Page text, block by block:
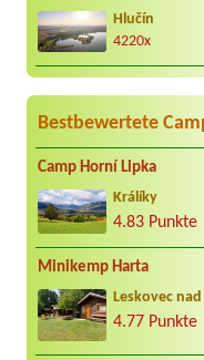
Hlučín
4220x
Bestbewertete
Camp Horní Lipka
Králíky
4.83 Punkte
Minikemp Harta
Leskovec
4.77 Punkte